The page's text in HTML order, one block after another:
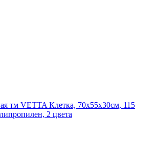
тм VETTA Клетка, 70x55x30см, 115
2 цвета